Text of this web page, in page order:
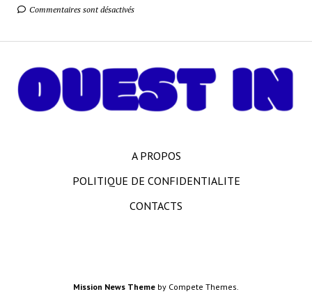
Commentaires sont désactivés
A PROPOS
POLITIQUE DE CONFIDENTIALITE
CONTACTS
Mission News Theme by Compete Themes.